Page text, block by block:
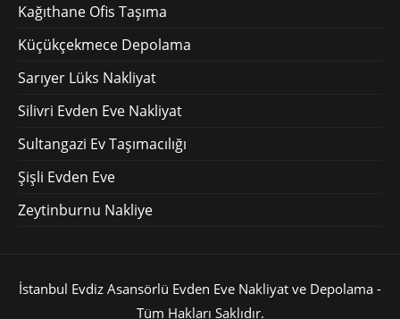
Kağıthane Ofis Taşıma
Küçükçekmece Depolama
Sarıyer Lüks Nakliyat
Silivri Evden Eve Nakliyat
Sultangazi Ev Taşımacılığı
Şişli Evden Eve
Zeytinburnu Nakliye
İstanbul Evdiz Asansörlü Evden Eve Nakliyat ve Depolama -
Tüm Hakları Saklıdır.